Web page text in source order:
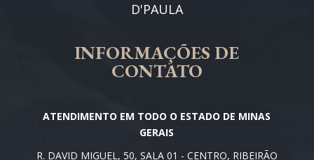
D'PAULA
INFORMAÇÕES DE
CONTATO
ATENDIMENTO EM TODO O ESTADO DE MINAS
GERAIS
R. DAVID MIGUEL, 50, SALA 01 - CENTRO, RIBEIRÃO